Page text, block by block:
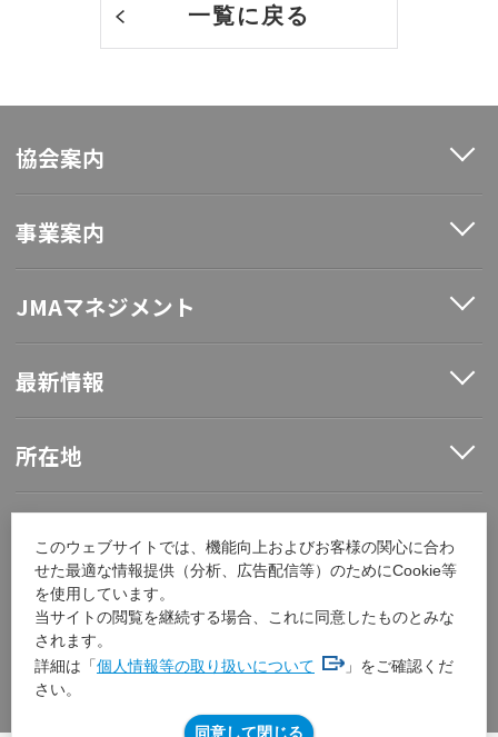
このウェブサイトでは、機能向上およびお客様の関心に合わ
せた最適な情報提供（分析、広告配信等）のためにCookie等
を使用しています。
当サイトの閲覧を継続する場合、これに同意したものとみな
されます。
詳細は「個人情報等の取り扱いについて
」をご確認くだ
さい。
同意して閉じる
一覧に戻る
協会案内
事業案内
JMAマネジメント
最新情報
所在地
採用情報
その他